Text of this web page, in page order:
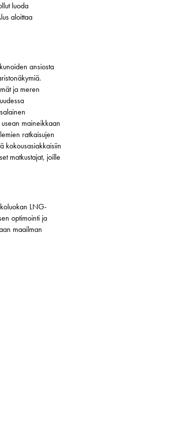
luoda
aloittaa
ansiosta
ja meren
maineikkaan
ratkaisujen
kokousasiakkaisiin
matkustajat, joille
LNG-
optimointi ja
maailman